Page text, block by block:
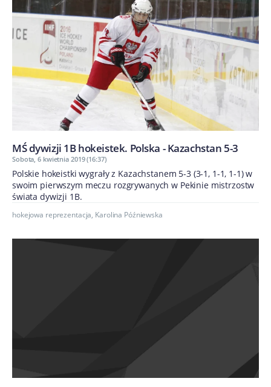
MŚ dywizji 1B hokeistek. Polska - Kazachstan 5-3
Sobota, 6 kwietnia 2019 (16:37)
Polskie hokeistki wygrały z Kazachstanem 5-3 (3-1, 1-1, 1-1) w
swoim pierwszym meczu rozgrywanych w Pekinie mistrzostw
świata dywizji 1B.
hokejowa reprezentacja, Karolina Późniewska